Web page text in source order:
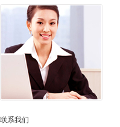
联系我们